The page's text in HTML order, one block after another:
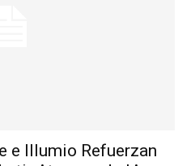
e Illumio Refuerzan